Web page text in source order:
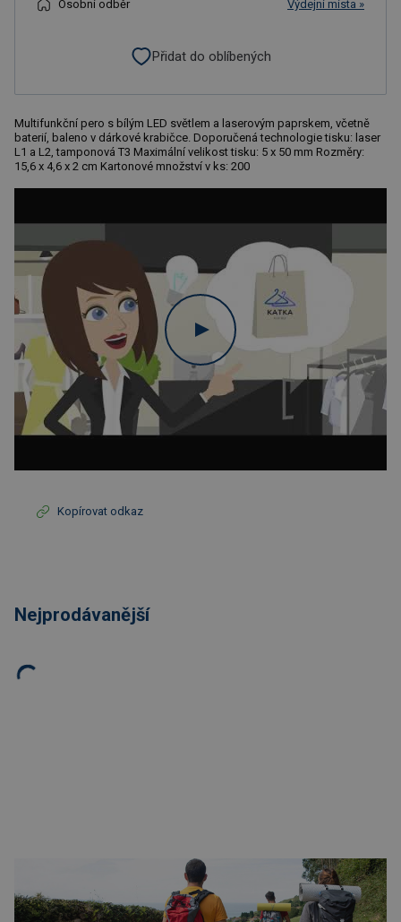
Osobní odběr Výdejní místa »
Přidat do oblíbených
Multifunkční pero s bílým LED světlem a laserovým paprskem, včetně
baterií, baleno v dárkové krabičce. Doporučená technologie tisku: laser
L1 a L2, tamponová T3 Maximální velikost tisku: 5 x 50 mm Rozměry:
15,6 x 4,6 x 2 cm Kartonové množství v ks: 200
Kopírovat odkaz
Nejprodávanější